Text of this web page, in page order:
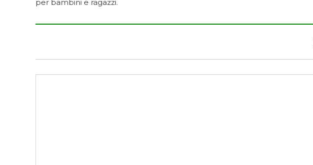
per bambini e ragazzi.